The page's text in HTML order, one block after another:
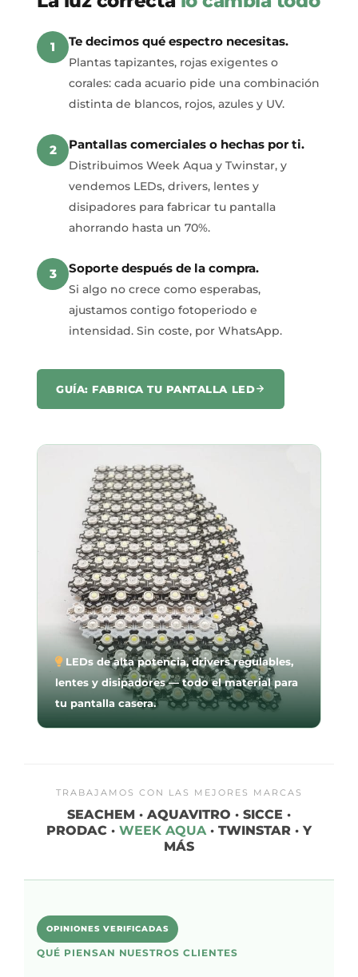
1 Te decimos qué espectro necesitas.
Plantas tapizantes, rojas exigentes o
corales: cada acuario pide una combinación
distinta de blancos, rojos, azules y UV.
2 Pantallas comerciales o hechas por ti.
Distribuimos Week Aqua y Twinstar, y
vendemos LEDs, drivers, lentes y
disipadores para fabricar tu pantalla
ahorrando hasta un 70%.
3 Soporte después de la compra.
Si algo no crece como esperabas,
ajustamos contigo fotoperiodo e
intensidad. Sin coste, por WhatsApp.
GUÍA: FABRICA TU PANTALLA LED
LEDs de alta potencia, drivers regulables,
lentes y disipadores — todo el material para
tu pantalla casera.
TRABAJAMOS CON LAS MEJORES MARCAS
SEACHEM · AQUAVITRO · SICCE ·
PRODAC · WEEK AQUA· TWINSTAR · Y
MÁS
OPINIONES VERIFICADAS
QUÉ PIENSAN NUESTROS CLIENTES